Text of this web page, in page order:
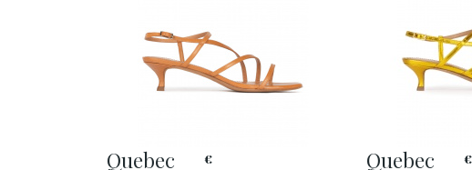
Quebec € Quebec €